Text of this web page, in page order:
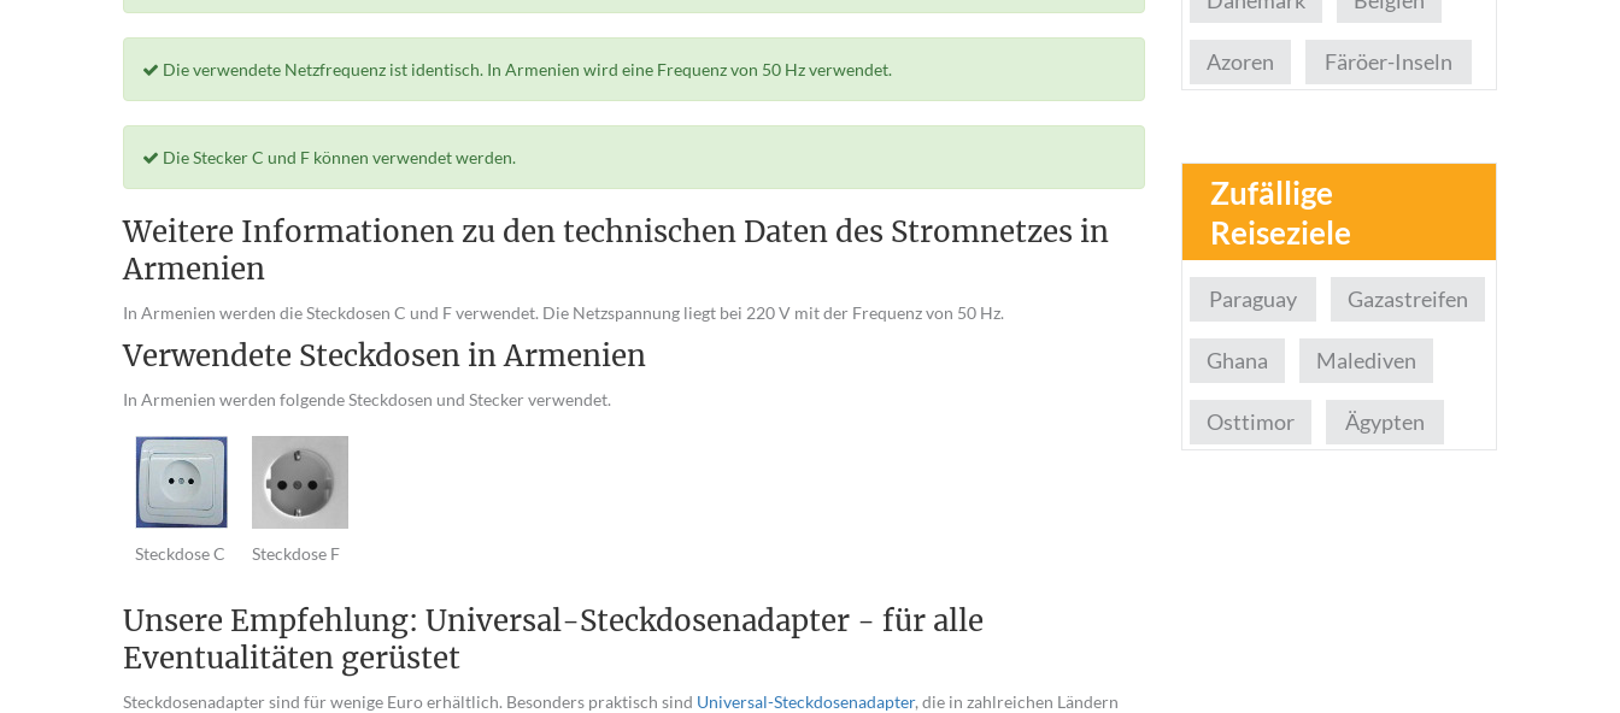
Die verwendete Netzfrequenz ist identisch. In Armenien wird eine Frequenz von 50 Hz verwendet.
Die Stecker C und F können verwendet werden.
Weitere Informationen zu den technischen Daten des Stromnetzes in
Armenien
In Armenien werden die Steckdosen C und F verwendet. Die Netzspannung liegt bei 220 V mit der Frequenz von 50 Hz.
Verwendete Steckdosen in Armenien
In Armenien werden folgende Steckdosen und Stecker verwendet.
Steckdose C Steckdose F
Unsere Empfehlung: Universal-Steckdosenadapter - für alle
Eventualitäten gerüstet
Steckdosenadapter sind für wenige Euro erhältlich. Besonders praktisch sind Universal-Steckdosenadapter, die in zahlreichen Ländern
Azoren Färöer-Inseln
Zufällige
Reiseziele
Paraguay Gazastreifen
Ghana Malediven
Osttimor Ägypten